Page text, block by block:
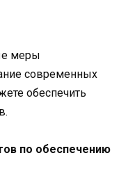
меры
современных
обеспечить
по обеспечению